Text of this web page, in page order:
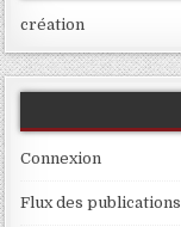
création
Connexion
Flux des publications